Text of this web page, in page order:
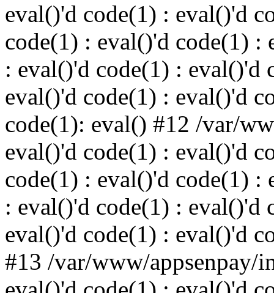
eval()'d code(1) : eval()'d
code(1) : eval()'d code(1) :
: eval()'d code(1) : eval()'d
eval()'d code(1) : eval()'d
code(1): eval() #12 /var/
eval()'d code(1) : eval()'d
code(1) : eval()'d code(1) :
: eval()'d code(1) : eval()'d
eval()'d code(1) : eval()'d
#13 /var/www/appsenpay/